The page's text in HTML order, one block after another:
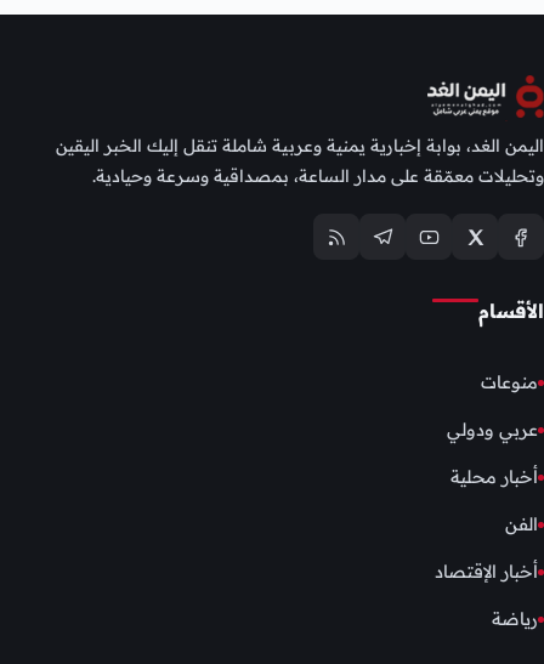
اليمن الغد، بوابة إخبارية يمنية وعربية شاملة تنقل إليك الخبر اليقين
وتحليلات معمّقة على مدار الساعة، بمصداقية وسرعة وحيادية.
الأقسام
منوعات
عربي ودولي
أخبار محلية
الفن
أخبار الإقتصاد
رياضة